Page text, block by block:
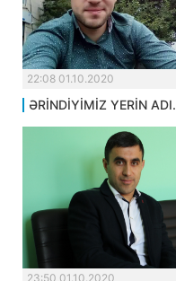
22:08 01.10.2020
ƏRİNDİYİMİZ YERİN ADI.
23:50 01.10.2020